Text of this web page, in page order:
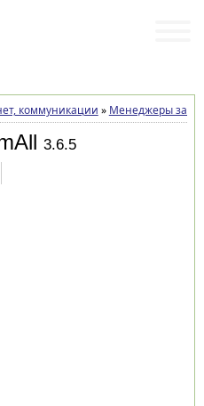
коммуникации » Менеджеры
3.6.5